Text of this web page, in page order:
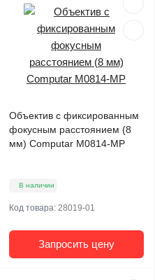
Объектив с фиксированным
фокусным расстоянием (8
мм) Computar M0814-MP
В наличии
Код товара: 28019-01
Запросить цену